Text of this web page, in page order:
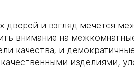
дверей и взгляд мечется
внимание на
качества, и
изделиями,